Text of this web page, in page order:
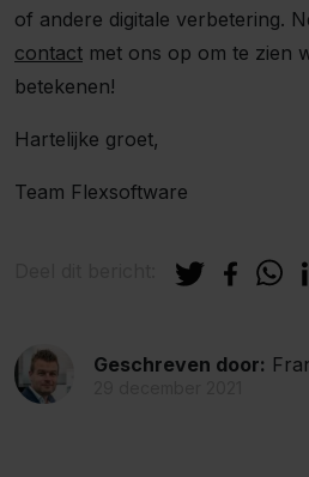
of andere digitale verbetering.
contact met ons op om te zien
betekenen!
Hartelijke groet,
Team Flexsoftware
Geschreven door: